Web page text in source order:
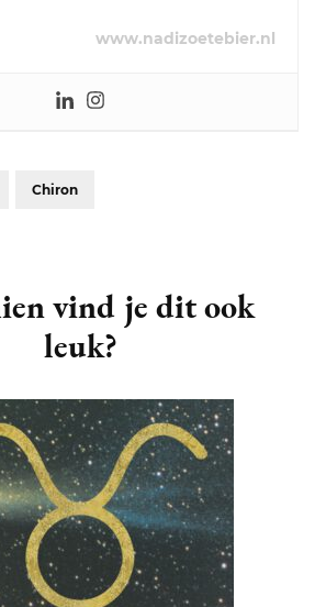
www.nadizoetebier.nl
Chiron
vind je dit ook
leuk?